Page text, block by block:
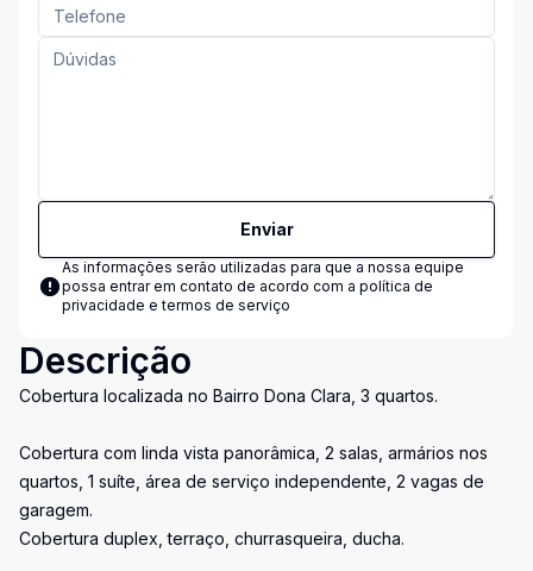
Enviar
As informações serão utilizadas para que a nossa equipe
possa entrar em contato de acordo com a política de
privacidade e termos de serviço
Descrição
Cobertura localizada no Bairro Dona Clara, 3 quartos.
Cobertura com linda vista panorâmica, 2 salas, armários nos
quartos, 1 suíte, área de serviço independente, 2 vagas de
garagem.
Cobertura duplex, terraço, churrasqueira, ducha.